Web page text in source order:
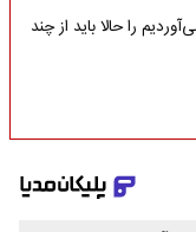
را حالا باید از چند